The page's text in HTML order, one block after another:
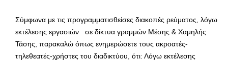
Σύμφωνα με τις προγραμματισθείσες διακοπές ρεύματος, λόγω
εκτέλεσης εργασιών σε δίκτυα γραμμών Μέσης & Χαμηλής
Τάσης, παρακαλώ όπως ενημερώσετε τους ακροατές-
τηλεθεατές-χρήστες του διαδικτύου, ότι: Λόγω εκτέλεσης